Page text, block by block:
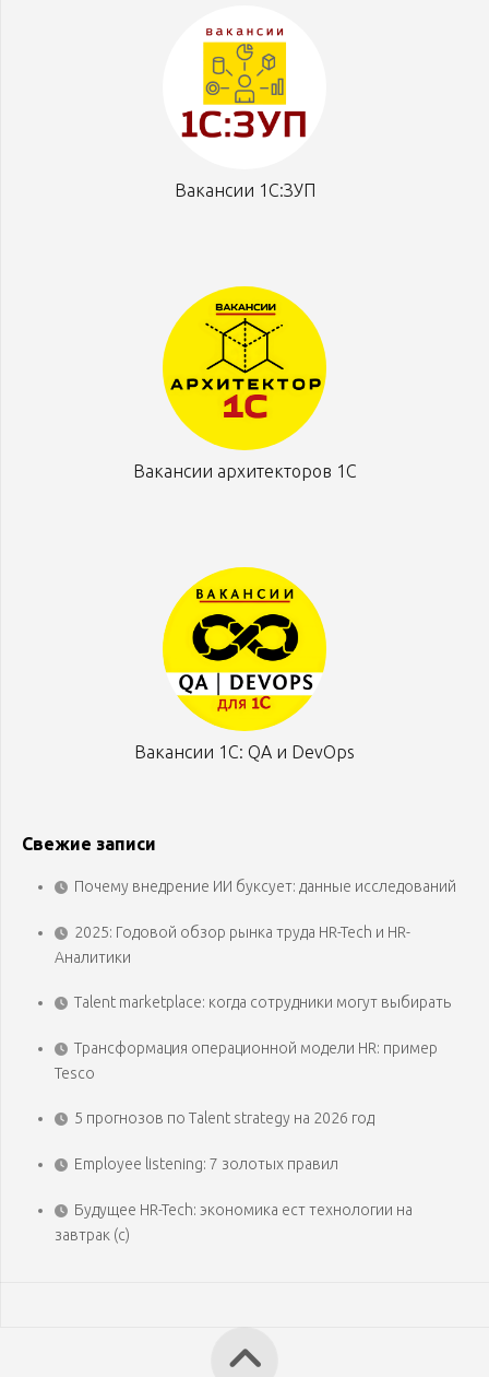
Вакансии 1С:ЗУП
Вакансии архитекторов 1С
Вакансии 1С: QA и DevOps
Свежие записи
Почему внедрение ИИ буксует: данные исследований
2025: Годовой обзор рынка труда HR-Tech и HR-
Аналитики
Talent marketplace: когда сотрудники могут выбирать
Трансформация операционной модели HR: пример
Tesco
5 прогнозов по Talent strategy на 2026 год
Employee listening: 7 золотых правил
Будущее HR-Tech: экономика ест технологии на
завтрак (с)